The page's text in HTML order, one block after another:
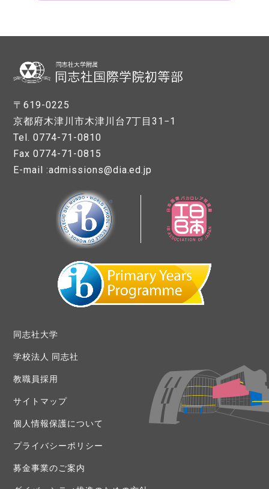
〒619-0225
京都府木津川市木津川台7丁目31−1
Tel. 0774-71-0810
Fax 0774-71-0815
E-mail :admissions@dia.ed.jp
同志社大学
学校法人 同志社
教職員採用
サイトマップ
個人情報保護について
プライバシーポリシー
募金事業のご案内